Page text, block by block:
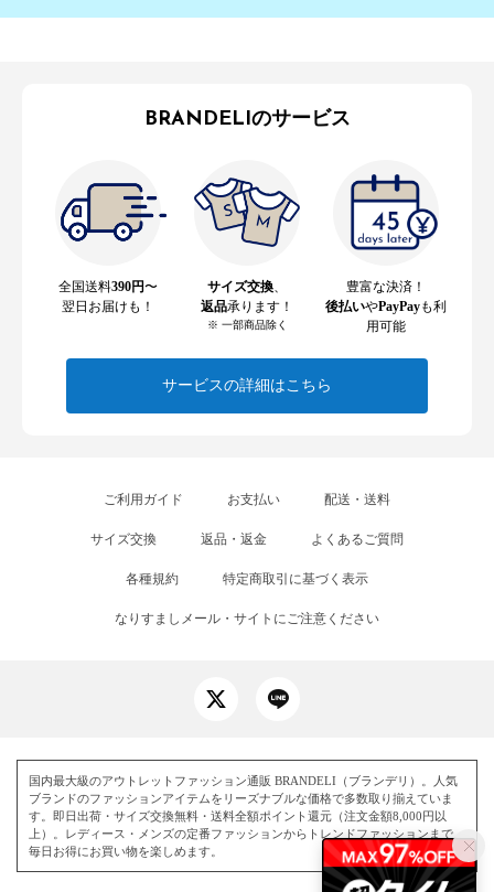
BRANDELIのサービス
全国送料390円〜
翌日お届けも！
サイズ交換
返品承ります！
※ 一部商品除く
豊富な決済！
後払いやPayPayも利
用可能
サービスの詳細はこちら
ご利用ガイド お支払い 配送・送料
サイズ交換 返品・返金 よくあるご質問
各種規約 特定商取引に基づく表示
なりすましメール・サイトにご注意ください
国内最大級のアウトレットファッション通販 BRANDELI（ブランデリ）。人気
ブランドのファッションアイテムをリーズナブルな価格で多数取り揃えていま
す。即日出荷・サイズ交換無料・送料全額ポイント還元（注文金額8,000円以
上）。レディース・メンズの定番ファッションからトレンドファッションまで、
毎日お得にお買い物を楽しめます。